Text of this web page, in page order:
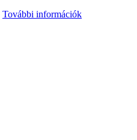
További információk